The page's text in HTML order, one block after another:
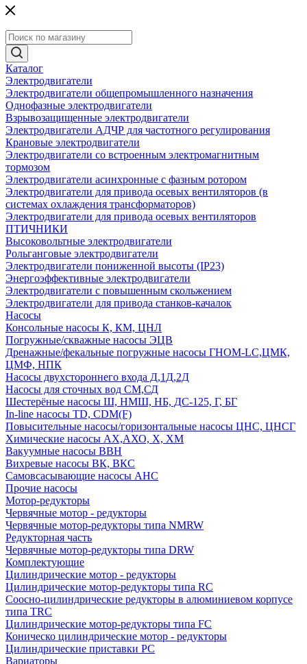
Каталог
Электродвигатели
Электродвигатели общепромышленного назначения
Однофазные электродвигатели
Взрывозащищенные электродвигатели
Электродвигатели АДЧР для частотного регулирования
Крановые электродвигатели
Электродвигатели со встроенным электромагнитным
тормозом
Электродвигатели асинхронные с фазным ротором
Электродвигатели для привода осевых вентиляторов (в
системах охлаждения трансформаторов)
Электродвигатели для привода осевых вентиляторов
ПТИЧНИКИ
Высоковольтные электродвигатели
Рольганговые электродвигатели
Электродвигатели пониженной высоты (IP23)
Энергоэффективные электродвигатели
Электродвигатели с повышенным скольжением
Электродвигатели для привода станков-качалок
Насосы
Консольные насосы К, КМ, ЦНЛ
Погружные/скважные насосы ЭЦВ
Дренажные/фекальные погружные насосы ГНОМ-LC,ЦМК,
ЦМФ, НПК
Насосы двухстороннего входа Д,1Д,2Д
Насосы для сточных вод СМ,СД
Шестерёные насосы Ш, НМШ, НБ, ДС-125, Г, БГ
In-line насосы TD, CDM(F)
Повысительные насосы/горизонтальные насосы ЦНС, ЦНСГ
Химические насосы АХ,АХО, Х, ХМ
Вакуумные насосы ВВН
Вихревые насосы ВК, ВКС
Самовсасывающие насосы АНС
Прочие насосы
Мотор-редукторы
Червячные мотор - редукторы
Червячные мотор-редукторы типа NMRW
Редукторная часть
Червячные мотор-редукторы типа DRW
Комплектующие
Цилиндрические мотор - редукторы
Цилиндрические мотор-редукторы типа RC
Соосно-цилиндрические редукторы в алюминиевом корпусе
типа TRC
Цилиндрические мотор-редукторы типа FC
Коническо цилиндрические мотор - редукторы
Цилиндрические приставки PC
Вариаторы